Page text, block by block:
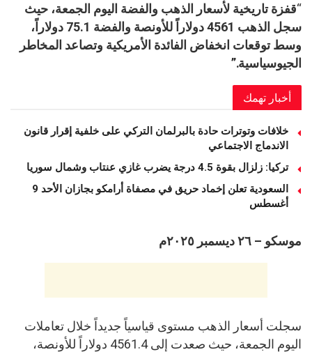
“قفزة تاريخية لأسعار الذهب والفضة اليوم الجمعة، حيث
سجل الذهب 4561 دولاراً للأونصة والفضة 75.1 دولاراً،
وسط توقعات انخفاض الفائدة الأمريكية وتصاعد المخاطر
الجيوسياسية.”
أخبار تهمك
خلافات وتوترات حادة بالبرلمان التركي على خلفية إقرار قانون
الاندماج الاجتماعي
تركيا: زلزال بقوة 4.5 درجة يضرب غازي عنتاب وشمال سوريا
السعودية تعلن إخماد حريق في مصفاة أرامكو بجازان الأحد 9
أغسطس
موسكو – ٢٦ ديسمبر ٢٠٢٥م
سجلت أسعار الذهب مستوى قياسياً جديداً خلال تعاملات
اليوم الجمعة، حيث صعدت إلى 4561.4 دولاراً للأونصة،